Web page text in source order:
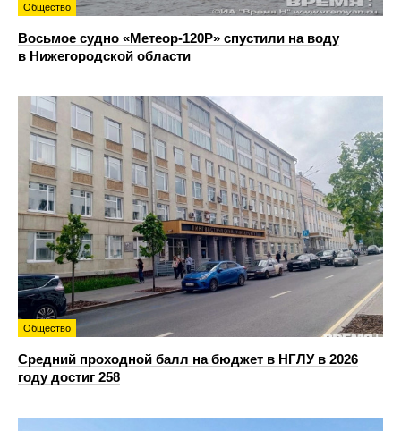
Общество
Восьмое судно «Метеор-120Р» спустили на воду
в Нижегородской области
Общество
Средний проходной балл на бюджет в НГЛУ в 2026
году достиг 258